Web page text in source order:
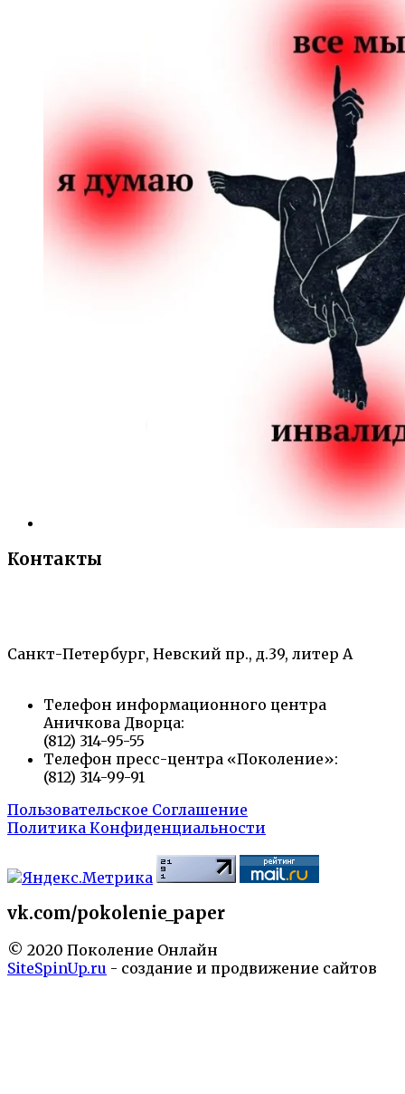
Контакты
Санкт-Петербург, Невский пр., д.39, литер А
Телефон информационного центра
Аничкова Дворца:
(812) 314-95-55
Телефон пресс-центра «Поколение»:
(812) 314-99-91
Пользовательское Соглашение
Политика Конфиденциальности
vk.com/pokolenie_paper
© 2020 Поколение Онлайн
SiteSpinUp.ru - создание и продвижение сайтов